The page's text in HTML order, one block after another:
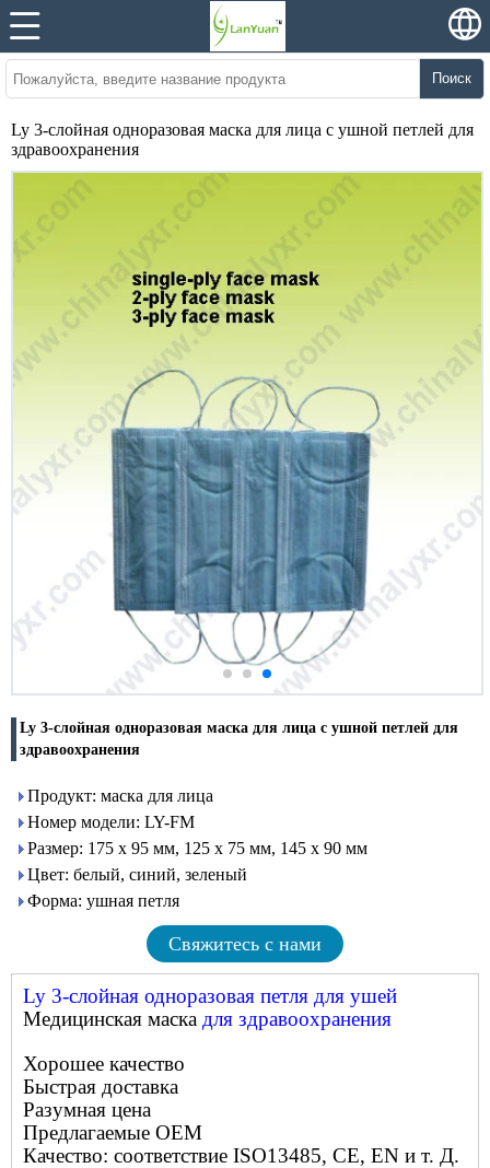
Поиск
Ly 3-слойная одноразовая маска для лица с ушной петлей для
здравоохранения
Ly 3-слойная одноразовая маска для лица с ушной петлей для
здравоохранения
Продукт: маска для лица
Номер модели: LY-FM
Размер: 175 х 95 мм, 125 х 75 мм, 145 х 90 мм
Цвет: белый, синий, зеленый
Форма: ушная петля
Свяжитесь с нами
Ly 3-слойная одноразовая петля для ушей
Медицинская маска для здравоохранения
Хорошее качество
Быстрая доставка
Разумная цена
Предлагаемые OEM
Качество: соответствие ISO13485, CE, EN и т. Д.